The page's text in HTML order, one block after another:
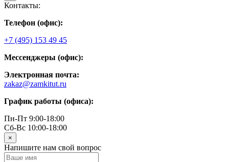
Контакты:
Телефон (офис):
+7 (495) 153 49 45
Мессенджеры (офис):
Электронная почта:
zakaz@zamkitut.ru
График работы (офиса):
Пн-Пт 9:00-18:00
Сб-Вс 10:00-18:00
×
Напишите нам свой вопрос